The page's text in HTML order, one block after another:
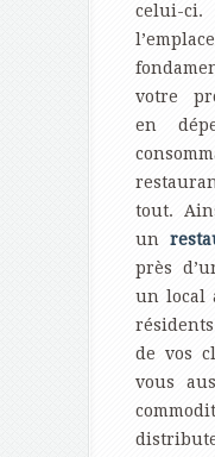
celui-
votre
en
tout.
un
près
un local
de vos
vous